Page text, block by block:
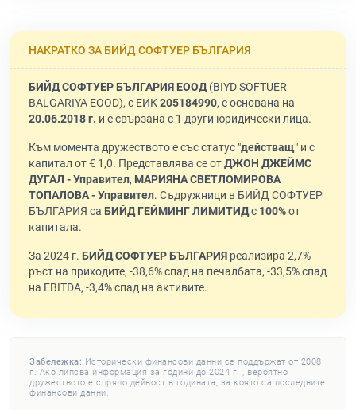
НАКРАТКО ЗА БИЙД СОФТУЕР БЪЛГАРИЯ
БИЙД СОФТУЕР БЪЛГАРИЯ ЕООД(BIYD SOFTUER
BALGARIYA EOOD), с ЕИК205184990, е основана на
20.06.2018 г. и е свързана с 1 други юридически лица.
Към момента дружеството е със статус "действащ" и с
капитал от € 1,0. Представлява се отДЖОН ДЖЕЙМС
ДУГАЛ - Управител, МАРИЯНА СВЕТЛОМИРОВА
ТОПАЛОВА - Управител. Съдружници в БИЙД СОФТУЕР
БЪЛГАРИЯ са БИЙД ГЕЙМИНГ ЛИМИТИДс 100%от
капитала.
За 2024 г. БИЙД СОФТУЕР БЪЛГАРИЯ реализира 2,7%
ръст на приходите, -38,6% спад на печалбата, -33,5% спад
на EBITDA, -3,4% спад на активите.
Забележка: Исторически финансови данни се поддържат от 2008
г. Ако липсва информация за години до 2024 г. , вероятно
дружеството е спряло дейност в годината, за която са последните
финансови данни.